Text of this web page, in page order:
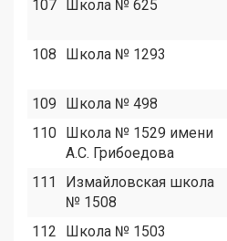
107 Школа № 625
108 Школа № 1293
109 Школа № 498
110 Школа № 1529 имени
А.С. Грибоедова
111
Измайловская школа
№ 1508
112 Школа № 1503